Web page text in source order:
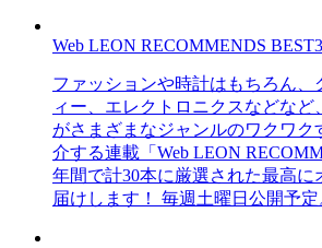
Web LEON RECOMMENDS
ファッションや時計はもちろん、
ィー、エレクトロニクスなどなど
がさまざまなジャンルのワクワク
介する連載「Web LEON
年間で計30本に厳選された最高に
届けします！ 毎週土曜日公開予定